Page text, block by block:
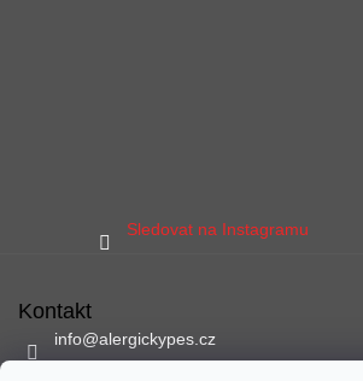
Sledovat na Instagramu
Kontakt
info@alergickypes.cz